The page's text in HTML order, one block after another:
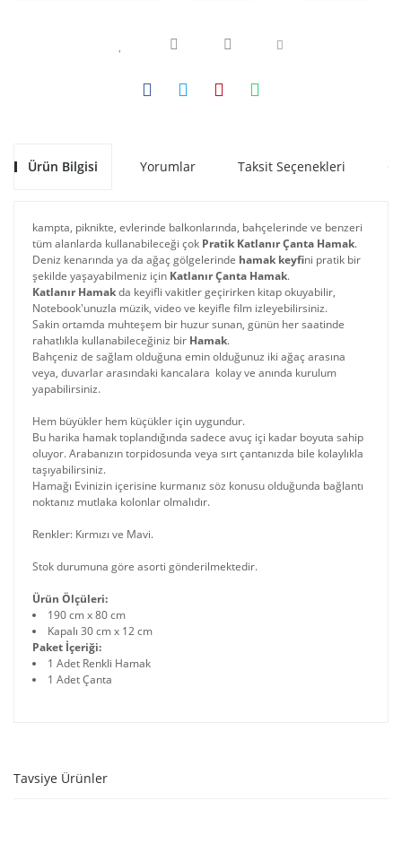
Ürün Bilgisi Yorumlar Taksit Seçenekleri
kampta, piknikte, evlerinde balkonlarında, bahçelerinde ve benzeri
tüm alanlarda kullanabileceği çok Pratik Katlanır Çanta Hamak.
Deniz kenarında ya da ağaç gölgelerinde hamak keyfini pratik bir
şekilde yaşayabilmeniz için Katlanır Çanta Hamak.
Katlanır Hamakda keyifli vakitler geçirirken kitap okuyabilir,
Notebook'unuzla müzik, video ve keyifle film izleyebilirsiniz.
Sakin ortamda muhteşem bir huzur sunan, günün her saatinde
rahatlıkla kullanabileceğiniz bir Hamak.
Bahçeniz de sağlam olduğuna emin olduğunuz iki ağaç arasına
veya, duvarlar arasındaki kancalara kolay ve anında kurulum
yapabilirsiniz.
Hem büyükler hem küçükler için uygundur.
Bu harika hamak toplandığında sadece avuç içi kadar boyuta sahip
oluyor. Arabanızın torpidosunda veya sırt çantanızda bile kolaylıkla
taşıyabilirsiniz.
Hamağı Evinizin içerisine kurmanız söz konusu olduğunda bağlantı
noktanız mutlaka kolonlar olmalıdır.
Renkler: Kırmızı ve Mavi.
Stok durumuna göre asorti gönderilmektedir.
Ürün Ölçüleri:
190 cm x 80 cm
Kapalı 30 cm x 12 cm
Paket İçeriği:
1 Adet Renkli Hamak
1 Adet Çanta
Tavsiye Ürünler